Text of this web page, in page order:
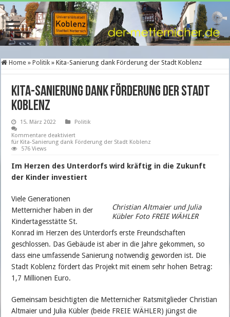
Home » Politik » Kita-Sanierung dank Förderung der Stadt Koblenz
Kita-Sanierung dank Förderung der Stadt
Koblenz
15. März 2022
Politik
Kommentare deaktiviert
für Kita-Sanierung dank Förderung der Stadt Koblenz
576 Views
Im Herzen des Unterdorfs wird kräftig in die Zukunft
der Kinder investiert
Christian Altmaier und Julia
Kübler Foto FREIE WÄHLER
Viele Generationen
Metternicher haben in der
Kindertagesstätte St.
Konrad im Herzen des Unterdorfs erste Freundschaften
geschlossen. Das Gebäude ist aber in die Jahre gekommen, so
dass eine umfassende Sanierung notwendig geworden ist. Die
Stadt Koblenz fördert das Projekt mit einem sehr hohen Betrag:
1,7 Millionen Euro.
Gemeinsam besichtigten die Metternicher Ratsmitglieder Christian
Altmaier und Julia Kübler (beide FREIE WÄHLER) jüngst die